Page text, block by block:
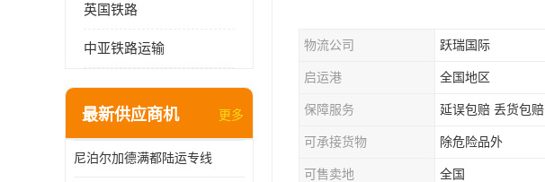
英国铁路
中亚铁路运输
最新供应商机 更多
尼泊尔加德满都陆运专线
物流公司 跃瑞国际
启运港 全国地区
保障服务 延误包赔 丢货包赔
可承接货物 除危险品外
可售卖地 全国